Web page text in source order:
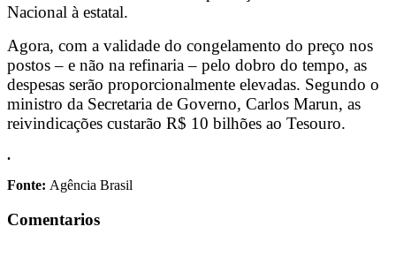
Nacional à estatal.
Agora, com a validade do congelamento do preço nos
postos – e não na refinaria – pelo dobro do tempo, as
despesas serão proporcionalmente elevadas. Segundo o
ministro da Secretaria de Governo, Carlos Marun, as
reivindicações custarão R$ 10 bilhões ao Tesouro.
.
Fonte: Agência Brasil
Comentarios